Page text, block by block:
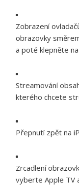
Zobrazení
obrazovky
a poté klepněte na
Streamování
kterého chcete
Přepnutí zpět na
Zrcadlení
vyberte Apple TV